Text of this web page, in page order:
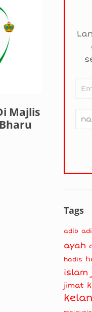
Majlis
Tags
adib
ayah
hadis
islam
jimat